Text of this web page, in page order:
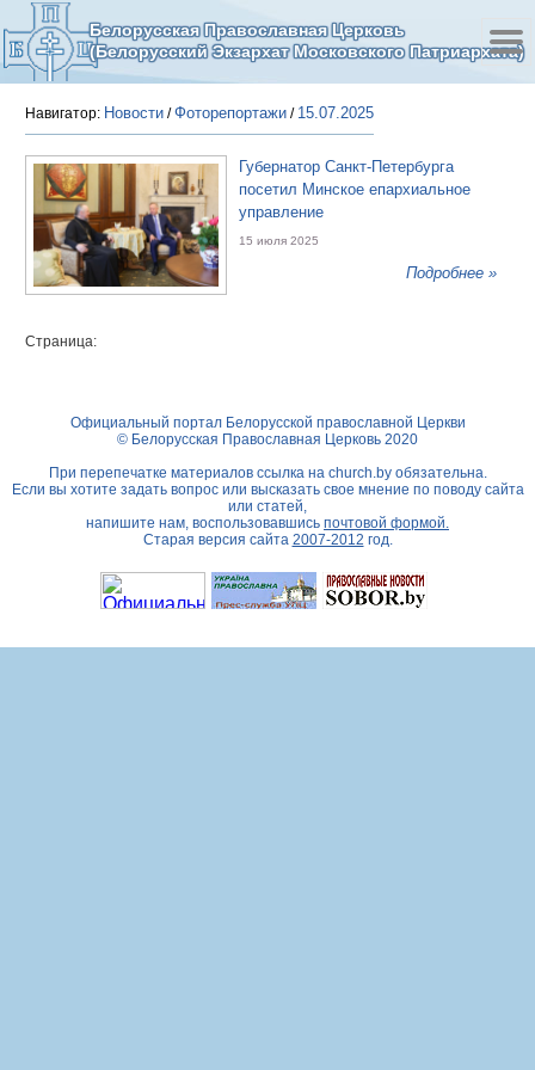
Белорусская Православная Церковь
(Белорусский Экзархат Московского Патриархата)
Навигатор: Новости /Фоторепортажи / 15.07.2025
Губернатор Санкт-Петербурга
посетил Минское епархиальное
управление
15 июля 2025
Подробнее »
Страница:
Официальный портал Белорусской православной Церкви
© Белорусская Православная Церковь 2020
При перепечатке материалов ссылка на church.byобязательна.
Если вы хотите задать вопрос или высказать свое мнение по поводу сайта
или статей,
напишите нам, воспользовавшись почтовой формой.
Старая версия сайта 2007-2012 год.